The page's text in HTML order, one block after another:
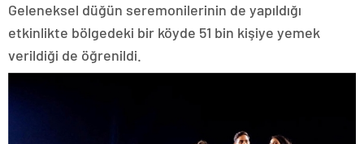
Geleneksel düğün seremonilerinin de yapıldığı
etkinlikte bölgedeki bir köyde 51 bin kişiye yemek
verildiği de öğrenildi.